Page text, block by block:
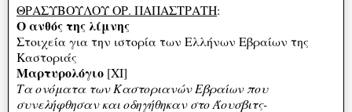
ΘΡΑΣΥΒΟΥΛΟΥ ΟΡ. ΠΑΠΑΣΤΡΑΤΗ:
Ο ανθός της λίμνης
Στοιχεία για την ιστορία των Ελλήνων Εβραίων της
Καστοριάς
Μαρτυρολόγιο [XI]
Τα ονόματα των Καστοριανών Εβραίων που
συνελήφθησαν και οδηγήθηκαν στο Άουσβιτς-